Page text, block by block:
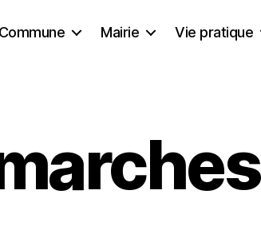
Commune Mairie Vie pratique